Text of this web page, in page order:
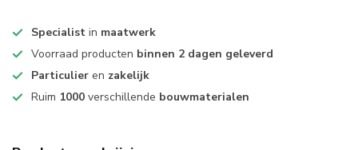
Specialist in maatwerk
Voorraad producten binnen 2 dagen geleverd
Particulier en zakelijk
Ruim 1000 verschillende bouwmaterialen